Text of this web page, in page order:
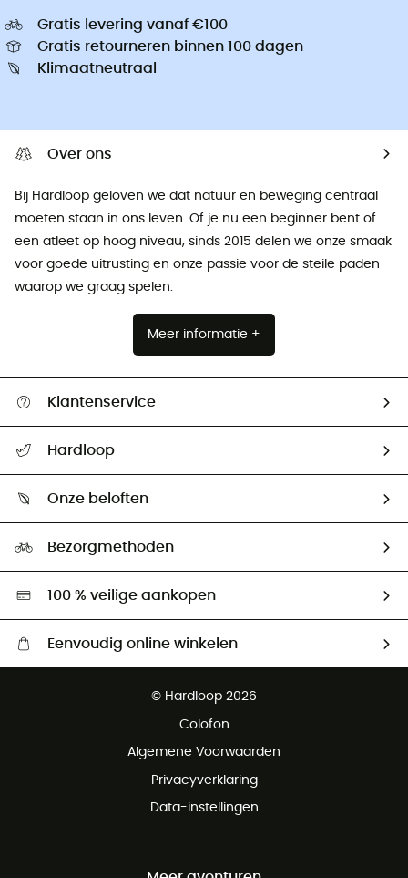
Gratis levering vanaf €100
Gratis retourneren binnen 100 dagen
Klimaatneutraal
Over ons
Bij Hardloop geloven we dat natuur en beweging centraal
moeten staan ​​in ons leven. Of je nu een beginner bent of
een atleet op hoog niveau, sinds 2015 delen we onze smaak
voor goede uitrusting en onze passie voor de steile paden
waarop we graag spelen.
Meer informatie +
Klantenservice
Retourzendingen & Terugbetalingen
Hardloop
Ambassadeurs
Onze beloften
Hardgreen
Bezorgmethoden
100 % veilige aankopen
Eenvoudig online winkelen
Gratis retourneren binnen 100 dagen
© Hardloop 2026
Colofon
Algemene Voorwaarden
Privacyverklaring
Data-instellingen